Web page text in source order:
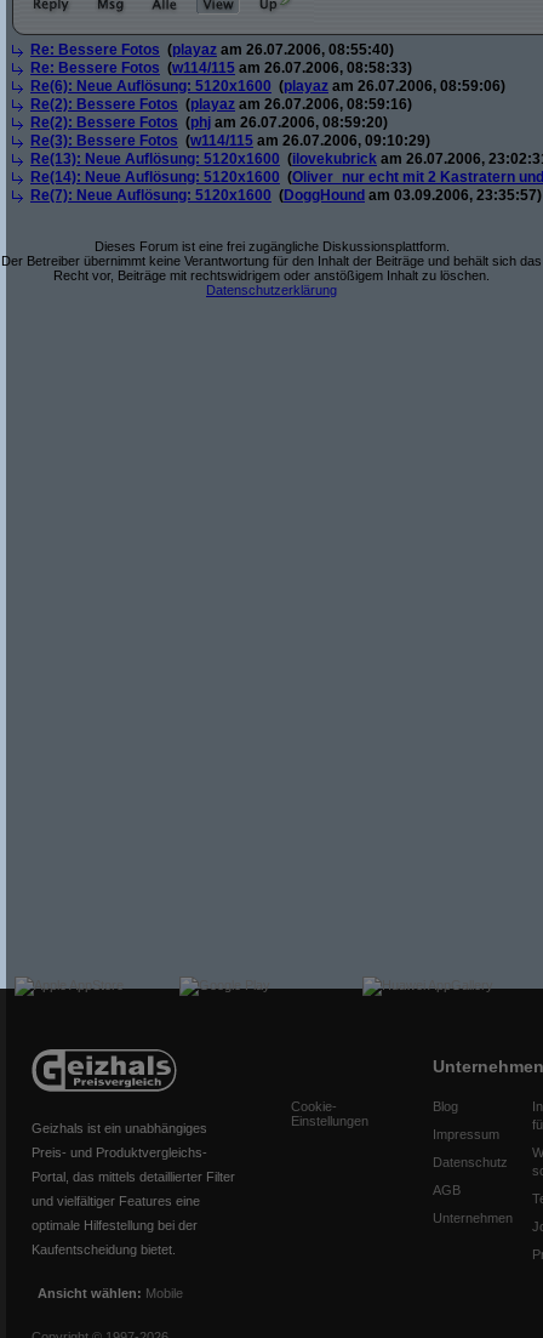
Re: Bessere Fotos (playaz am 26.07.2006, 08:55:40)
Re: Bessere Fotos (w114/115 am 26.07.2006, 08:58:33)
Re(6): Neue Auflösung: 5120x1600 (playaz am 26.07.2006, 08:59:06)
Re(2): Bessere Fotos (playaz am 26.07.2006, 08:59:16)
Re(2): Bessere Fotos (phj am 26.07.2006, 08:59:20)
Re(3): Bessere Fotos (w114/115 am 26.07.2006, 09:10:29)
Re(13): Neue Auflösung: 5120x1600 (ilovekubrick am 26.07.2006,
Re(14): Neue Auflösung: 5120x1600 (Oliver_nur echt mit 2 Kastratern
Re(7): Neue Auflösung: 5120x1600 (DoggHound am 03.09.2006, 23:35:57)
Dieses Forum ist eine frei zugängliche Diskussionsplattform.
Der Betreiber übernimmt keine Verantwortung für den Inhalt der Beiträge und behält sich das
Recht vor, Beiträge mit rechtswidrigem oder anstößigem Inhalt zu löschen.
Datenschutzerklärung
Geizhals ist ein unabhängiges
Preis- und Produktvergleichs-
Portal, das mittels detaillierter Filter
und vielfältiger Features eine
optimale Hilfestellung bei der
Kaufentscheidung bietet.
Ansicht wählen: Mobile
Cookie-
Einstellungen
Unternehmen
Blog
Impressum
Datenschutz
AGB
Unternehmen